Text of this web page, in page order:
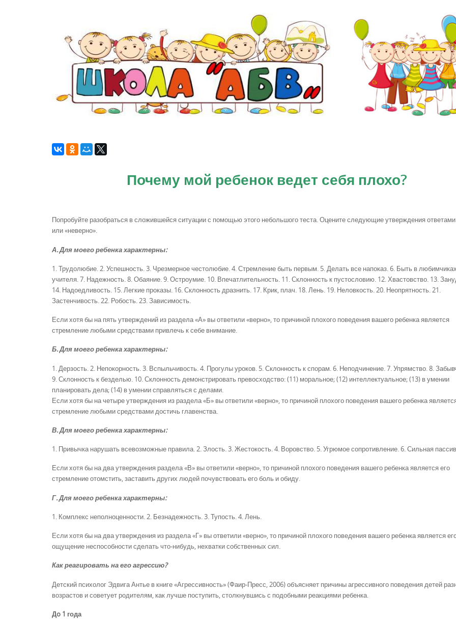
Почему мой ребенок ведет себя плохо?
Попробуйте разобраться в сложившейся ситуации с помощью этого небольшого теста. Оцените следующие утверждения ответами
или «неверно».
А. Для моего ребенка характерны:
1. Трудолюбие. 2. Успешность. 3. Чрезмерное честолюбие. 4. Стремление быть первым. 5. Делать все напоказ. 6. Быть в
учителя. 7. Надежность. 8. Обаяние. 9. Остроумие. 10. Впечатлительность. 11. Склонность к пустословию. 12. Хвастовство. 13.
14. Надоедливость. 15. Легкие проказы. 16. Склонность дразнить. 17. Крик, плач. 18. Лень. 19. Неловкость. 20. Неопрятность. 21.
Застенчивость. 22. Робость. 23. Зависимость.
Если хотя бы на пять утверждений из раздела «А» вы ответили «верно», то причиной плохого поведения вашего ребенка является
стремление любыми средствами привлечь к себе внимание.
Б. Для моего ребенка характерны:
1. Дерзость. 2. Непокорность. 3. Вспыльчивость. 4. Прогулы уроков. 5. Склонность к спорам. 6. Неподчинение. 7. Упрямство. 8.
9. Склонность к безделью. 10. Склонность демонстрировать превосходство: (11) моральное; (12) интеллектуальное; (13) в умении
планировать дела; (14) в умении справляться с делами.
Если хотя бы на четыре утверждения из раздела «Б» вы ответили «верно», то причиной плохого поведения вашего ребенка
стремление любыми средствами достичь главенства.
В. Для моего ребенка характерны:
1. Привычка нарушать всевозможные правила. 2. Злость. 3. Жестокость. 4. Воровство. 5. Угрюмое сопротивление. 6. Сильная
Если хотя бы на два утверждения раздела «В» вы ответили «верно», то причиной плохого поведения вашего ребенка является его
стремление отомстить, заставить других людей почувствовать его боль и обиду.
Г. Для моего ребенка характерны:
1. Комплекс неполноценности. 2. Безнадежность. 3. Тупость. 4. Лень.
Если хотя бы на два утверждения из раздела «Г» вы ответили «верно», то причиной плохого поведения вашего ребенка является
ощущение неспособности сделать что-нибудь, нехватки собственных сил.
Как реагировать на его агрессию?
Детский психолог Эдвига Антье в книге «Агрессивность» (Фаир-Пресс, 2006) объясняет причины агрессивного поведения детей
возрастов и советует родителям, как лучше поступить, столкнувшись с подобными реакциями ребенка.
Дo 1 года